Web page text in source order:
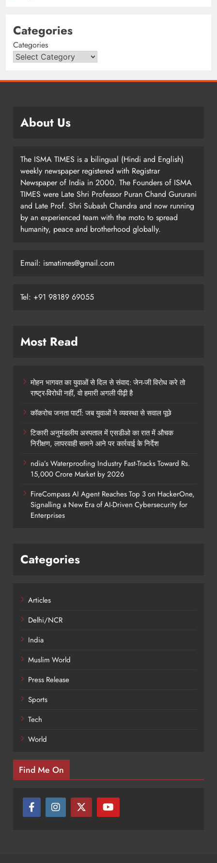
Categories
Categories
About Us
The ISMA TIMES is a bilingual (Hindi and English)
weekly newspaper registered with Registrar
Newspaper of India in 2000. The Founders of ISMA
TIMES were Late Shri Professor Puran Chand Gururani
and Late Prof. Shri Subash Chandra and now running
by an experienced team with the moto to spread
humanity, peace and brotherhood globally.
Email: ismatimes@gmail.com
Tel: +91 98189 69055
Most Read
मोहन भागवत का युवाओं से दिल से संवाद: जेन-जी विरोध करे तो
राष्ट्र-विरोधी नहीं, वो हमारी अगली पीढ़ी है
कॉकरोच जनता पार्टी: जब युवाओं ने व्यवस्था से सवाल पूछे
टिकारी अनुमंडलीय अस्पताल में एसडीओ का रात में औचक
निरीक्षण, लापरवाही सामने आने पर कार्रवाई के निर्देश
ndia’s Waterproofing Industry Fast-Tracks Toward Rs.
15,000 Crore Market by 2026
FireCompass AI Agent Reaches Top 3 on HackerOne,
Signalling a New Era of AI-Driven Cybersecurity for
Enterprises
Categories
Articles
Delhi/NCR
India
Muslim World
Press Release
Sports
Tech
World
Find Me On